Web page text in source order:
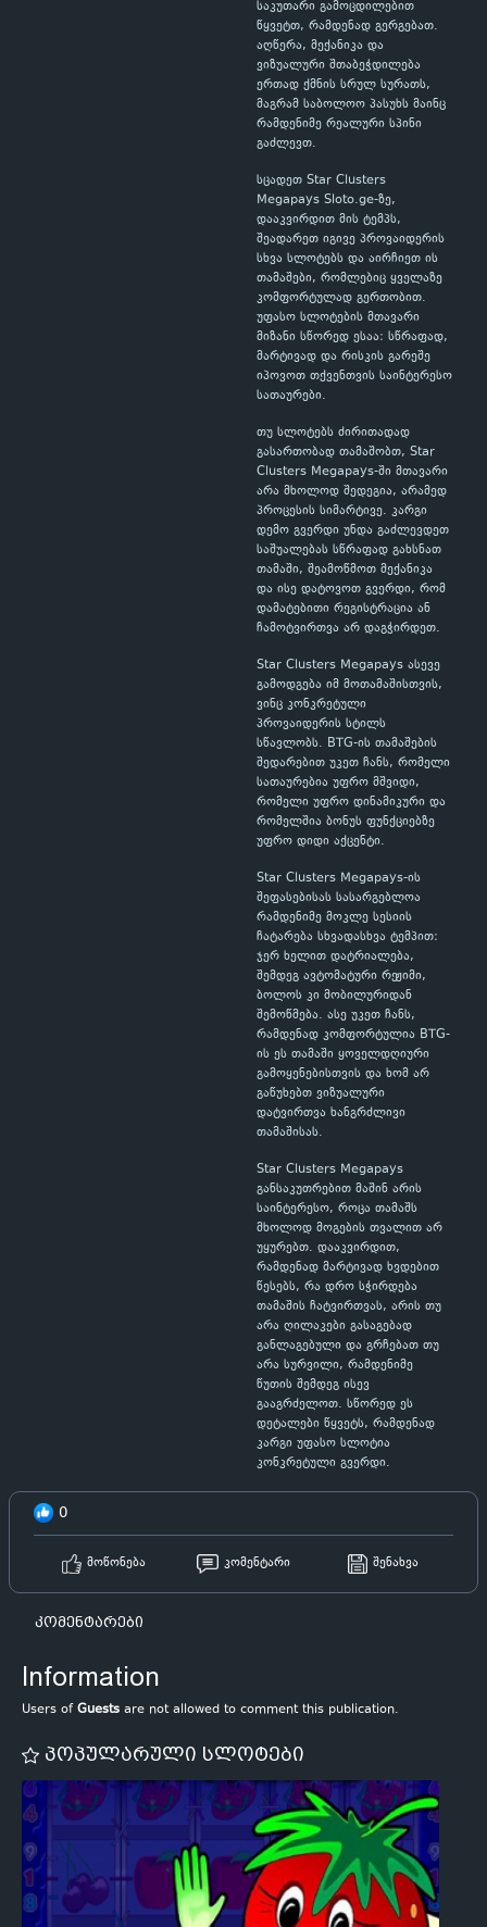
საკუთარი გამოცდილებით
წყვეტთ, რამდენად გერგებათ.
აღწერა, მექანიკა და
ვიზუალური შთაბეჭდილება
ერთად ქმნის სრულ სურათს,
მაგრამ საბოლოო პასუხს მაინც
რამდენიმე რეალური სპინი
გაძლევთ.
სცადეთ Star Clusters
Megapays Sloto.ge-ზე,
დააკვირდით მის ტემპს,
შეადარეთ იგივე პროვაიდერის
სხვა სლოტებს და აირჩიეთ ის
თამაშები, რომლებიც ყველაზე
კომფორტულად გერთობით.
უფასო სლოტების მთავარი
მიზანი სწორედ ესაა: სწრაფად,
მარტივად და რისკის გარეშე
იპოვოთ თქვენთვის საინტერესო
სათაურები.
თუ სლოტებს ძირითადად
გასართობად თამაშობთ, Star
Clusters Megapays-ში მთავარი
არა მხოლოდ შედეგია, არამედ
პროცესის სიმარტივე. კარგი
დემო გვერდი უნდა გაძლევდეთ
საშუალებას სწრაფად გახსნათ
თამაში, შეამოწმოთ მექანიკა
და ისე დატოვოთ გვერდი, რომ
დამატებითი რეგისტრაცია ან
ჩამოტვირთვა არ დაგჭირდეთ.
Star Clusters Megapays ასევე
გამოდგება იმ მოთამაშისთვის,
ვინც კონკრეტული
პროვაიდერის სტილს
სწავლობს. BTG-ის თამაშების
შედარებით უკეთ ჩანს, რომელი
სათაურებია უფრო მშვიდი,
რომელი უფრო დინამიკური და
რომელშია ბონუს ფუნქციებზე
უფრო დიდი აქცენტი.
Star Clusters Megapays-ის
შეფასებისას სასარგებლოა
რამდენიმე მოკლე სესიის
ჩატარება სხვადასხვა ტემპით:
ჯერ ხელით დატრიალება,
შემდეგ ავტომატური რეჟიმი,
ბოლოს კი მობილურიდან
შემოწმება. ასე უკეთ ჩანს,
რამდენად კომფორტულია BTG-
ის ეს თამაში ყოველდღიური
გამოყენებისთვის და ხომ არ
გაწუხებთ ვიზუალური
დატვირთვა ხანგრძლივი
თამაშისას.
Star Clusters Megapays
განსაკუთრებით მაშინ არის
საინტერესო, როცა თამაშს
მხოლოდ მოგების თვალით არ
უყურებთ. დააკვირდით,
რამდენად მარტივად ხვდებით
წესებს, რა დრო სჭირდება
თამაშის ჩატვირთვას, არის თუ
არა ღილაკები გასაგებად
განლაგებული და გრჩებათ თუ
არა სურვილი, რამდენიმე
წუთის შემდეგ ისევ
გააგრძელოთ. სწორედ ეს
დეტალები წყვეტს, რამდენად
კარგი უფასო სლოტია
კონკრეტული გვერდი.
0
მოწონება კომენტარი შენახვა
კომენტარები
Information
Users ofGuests are not allowed to comment this publication.
პოპულარული სლოტები